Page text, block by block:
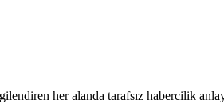
her alanda tarafsız habercilik